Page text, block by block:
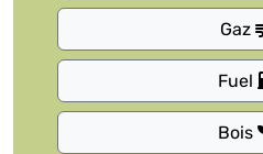
Gaz
Fuel
Bois